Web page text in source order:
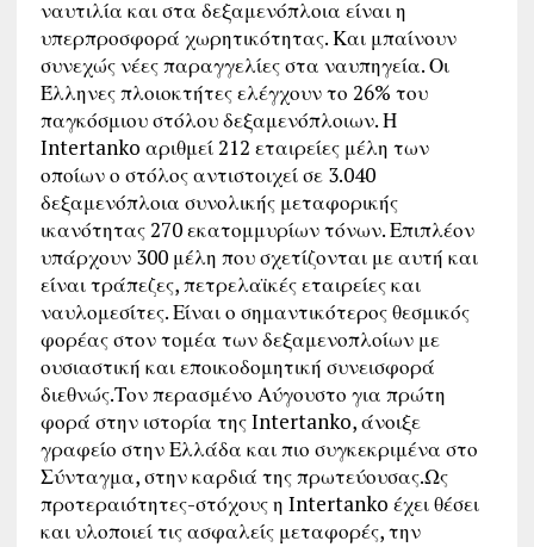
ναυτιλία και στα δεξαμενόπλοια είναι η
υπερπροσφορά χωρητικότητας. Και μπαίνουν
συνεχώς νέες παραγγελίες στα ναυπηγεία. Οι
Έλληνες πλοιοκτήτες ελέγχουν το 26% του
παγκόσμιου στόλου δεξαμενόπλοιων. Η
Intertanko αριθμεί 212 εταιρείες μέλη των
οποίων ο στόλος αντιστοιχεί σε 3.040
δεξαμενόπλοια συνολικής μεταφορικής
ικανότητας 270 εκατομμυρίων τόνων. Επιπλέον
υπάρχουν 300 μέλη που σχετίζονται με αυτή και
είναι τράπεζες, πετρελαϊκές εταιρείες και
ναυλομεσίτες. Είναι ο σημαντικότερος θεσμικός
φορέας στον τομέα των δεξαμενοπλοίων με
ουσιαστική και εποικοδομητική συνεισφορά
διεθνώς.Τον περασμένο Αύγουστο για πρώτη
φορά στην ιστορία της Intertanko, άνοιξε
γραφείο στην Ελλάδα και πιο συγκεκριμένα στο
Σύνταγμα, στην καρδιά της πρωτεύουσας.Ως
προτεραιότητες-στόχους η Intertanko έχει θέσει
και υλοποιεί τις ασφαλείς μεταφορές, την